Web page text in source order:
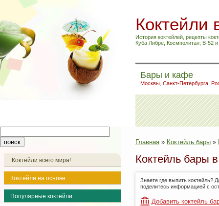
Коктейли
История коктейлей, рецепты
Куба Либре, Космполитан, B-52
Бары и кафе
Москвы Санкт-Петербурга
Коктейли всего мира!
Коктейли на основе
Популярные коктейли
Главная » Коктейль бары »
Коктейль бары
Знаете где выпить коктейль?
поделитесь информацией с
Добавить коктейль